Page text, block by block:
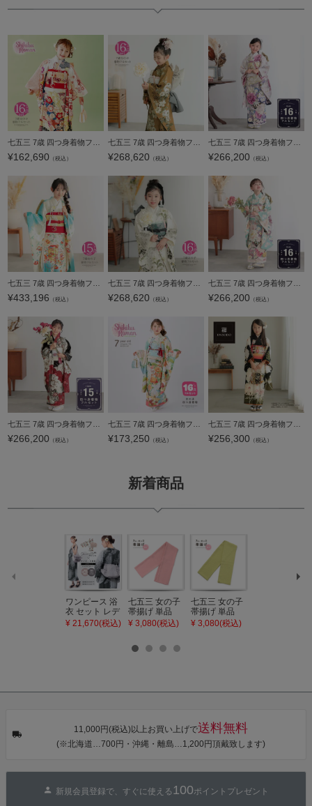
¥162,690 （税込） ¥268,620 （税込） ¥266,200 （税込）
¥433,196 （税込） ¥268,620 （税込） ¥266,200 （税込）
¥266,200 （税込） ¥173,250 （税込） ¥256,300 （税込）
新着商品
ワンピース 浴
衣 セット レデ
ィース 吸水速
タン・夜の葉
カシュクール
ワンピース 簡
単着付け 大人
¥ 21,670(税込)
七五三 女の子
帯揚げ 単品
「灰桃色」日
びあげ 和装 着
【メール便不
¥ 3,080(税込)
七五三 女の子
帯揚げ 単品
「若葉色」日
【メール便不
¥ 3,080(税込)
【メール便不
11,000円(税込)以上お買い上げで送料無料
(※北海道…700円・沖縄・離島…1,200円頂戴致します)
新規会員登録で、すぐに使える 100ポイントプレゼント